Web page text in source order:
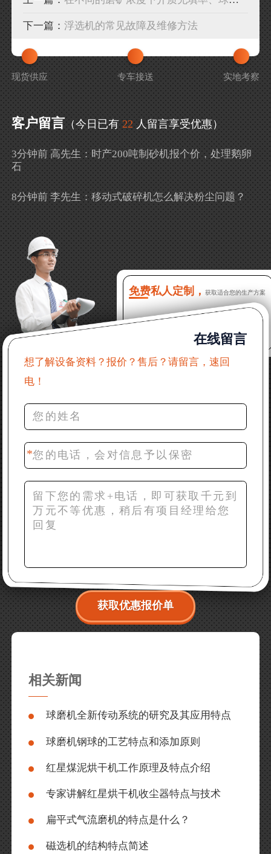
下一篇： 浮选机的常见故障及维修方法
现货供应 专车接送 实地考察
客户留言 （今日已有 22 人留言享受优惠）
3分钟前 高先生：时产200吨制砂机报个价，处理鹅卵
石
8分钟前 李先生：移动式破碎机怎么解决粉尘问题？
吗？
16分钟前 程先生：破碎生产线出个方案及报价，有什
么售后服务？
22分钟前 郑女士：想了解时产500吨锤破，加工石灰石
31分钟前 吴先生：成套石头破碎设备有吗？给个详细
产品资料
36分钟前 罗先生：每小时100吨左右的鄂破和反击破，
42分钟前 梁先生：膨润土磨到200目，用什么磨粉设
备？
免费私人定制， 获取适合您的生产方案
在线留言
想了解设备资料？报价？售后？请留言，速回
电！
获取优惠报价单
相关新闻
球磨机全新传动系统的研究及其应用特点
球磨机钢球的工艺特点和添加原则
红星煤泥烘干机工作原理及特点介绍
专家讲解红星烘干机收尘器特点与技术
扁平式气流磨机的特点是什么？
磁选机的结构特点简述